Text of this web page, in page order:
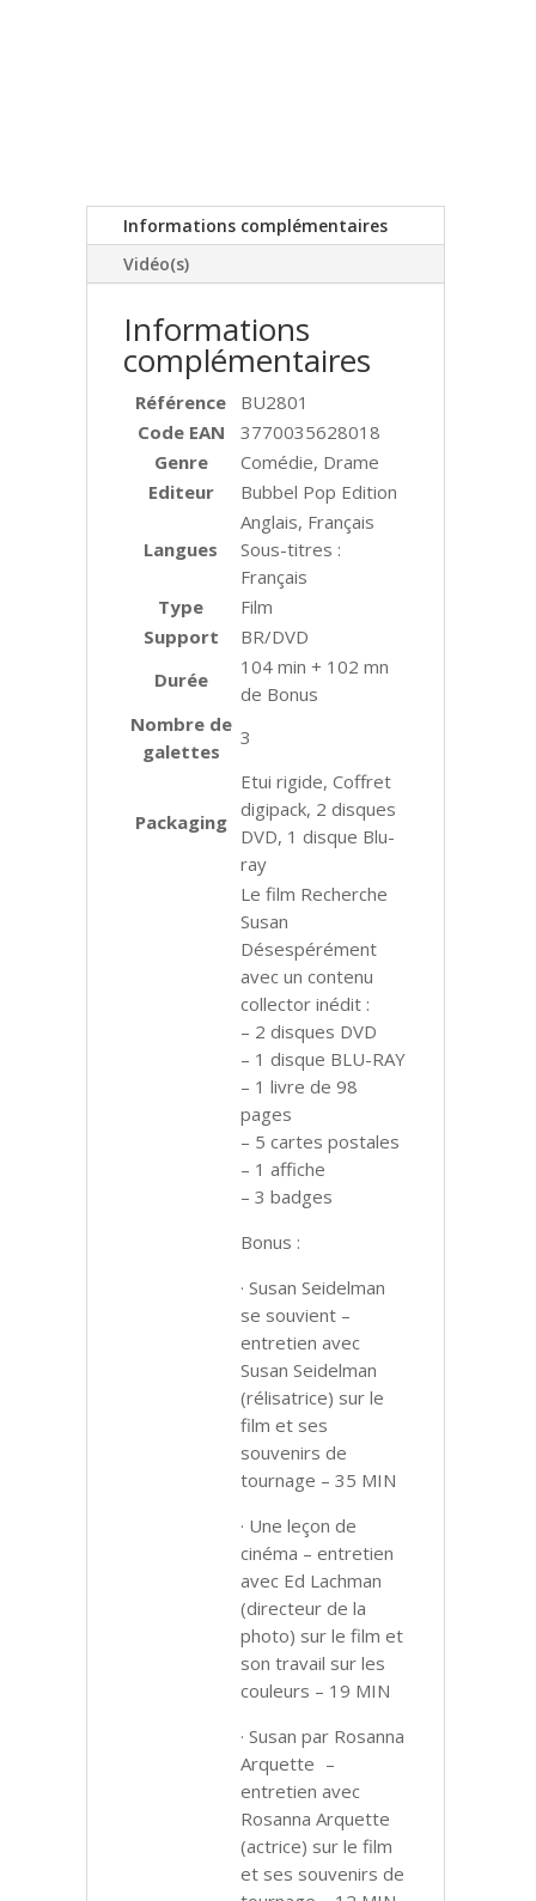
Informations complémentaires
Vidéo(s)
Informations
complémentaires
Référence
BU2801
Code EAN
3770035628018
Genre
Comédie, Drame
Editeur
Bubbel Pop Edition
Langues
Anglais, Français
Sous-titres :
Français
Type
Film
Support
BR/DVD
Durée
104 min + 102 mn
de Bonus
Nombre de
galettes
3
Packaging
Etui rigide, Coffret
digipack, 2 disques
DVD, 1 disque Blu-
ray
Le film Recherche
Susan
Désespérément
avec un contenu
collector inédit :
– 2 disques DVD
– 1 disque BLU-RAY
– 1 livre de 98
pages
– 5 cartes postales
– 1 affiche
– 3 badges
Bonus :
· Susan Seidelman
se souvient –
entretien avec
Susan Seidelman
(rélisatrice) sur le
film et ses
souvenirs de
tournage – 35 MIN
· Une leçon de
cinéma – entretien
avec Ed Lachman
(directeur de la
photo) sur le film et
son travail sur les
couleurs – 19 MIN
· Susan par Rosanna
Arquette –
entretien avec
Rosanna Arquette
(actrice) sur le film
et ses souvenirs de